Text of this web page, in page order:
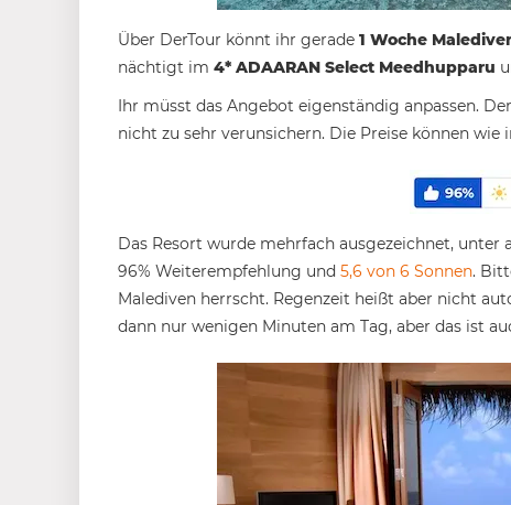
Über DerTour könnt ihr gerade 1 Woche
nächtigt im 4* ADAARAN Select Meedhupparu
Ihr müsst das Angebot eigenständig anpassen.
nicht zu sehr verunsichern. Die Preise können
Das Resort wurde mehrfach ausgezeichnet,
96% Weiterempfehlung und 5,6 von 6 Sonnen.
Malediven herrscht. Regenzeit heißt aber nicht
dann nur wenigen Minuten am Tag, aber das ist